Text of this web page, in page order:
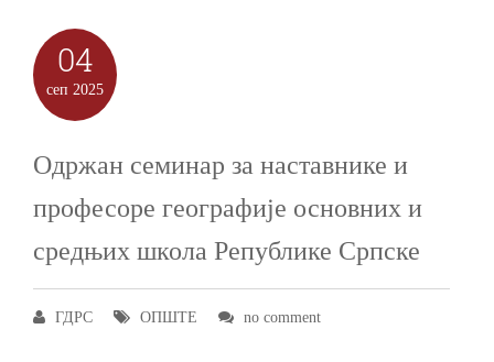
04
сеп 2025
Одржан семинар за наставнике и
професоре географије основних и
средњих школа Републике Српске
ГДРС ОПШТЕ no comment